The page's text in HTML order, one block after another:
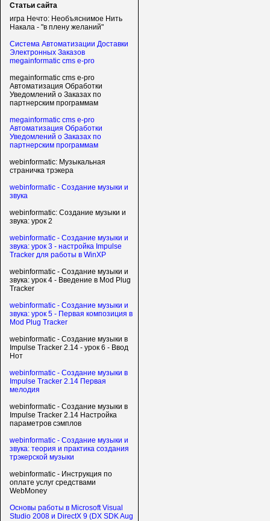
Статьи сайта
игра Нечто: Необъяснимое Нить
Накала - "в плену желаний"
Система Автоматизации Доставки
Электронных Заказов
megainformatic cms e-pro
megainformatic cms e-pro
Автоматизация Обработки
Уведомлений о Заказах по
партнерским программам
megainformatic cms e-pro
Автоматизация Обработки
Уведомлений о Заказах по
партнерским программам
webinformatic: Музыкальная
страничка трэкера
webinformatic - Создание музыки и
звука
webinformatic: Создание музыки и
звука: урок 2
webinformatic - Создание музыки и
звука: урок 3 - настройка Impulse
Tracker для работы в WinXP
webinformatic - Создание музыки и
звука: урок 4 - Введение в Mod Plug
Tracker
webinformatic - Создание музыки и
звука: урок 5 - Первая композиция в
Mod Plug Tracker
webinformatic - Создание музыки в
Impulse Tracker 2.14 - урок 6 - Ввод
Нот
webinformatic - Создание музыки в
Impulse Tracker 2.14 Первая
мелодия
webinformatic - Создание музыки в
Impulse Tracker 2.14 Настройка
параметров сэмплов
webinformatic - Создание музыки и
звука: теория и практика создания
трэкерской музыки
webinformatic - Инструкция по
оплате услуг средствами
WebMoney
Основы работы в Microsoft Visual
Studio 2008 и DirectX 9 (DX SDK Aug